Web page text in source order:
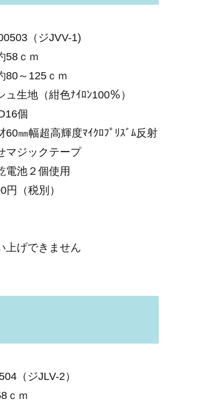
（ジJVV-1)
58ｃｍ
125ｃｍ
生地（紺色ﾅｲﾛﾝ100％）
個
超高輝度ﾏｲｸﾛﾌﾟﾘｽﾞﾑ反射
ジックテープ
２個使用
（税別）
上げできません
（ジJLV-2）
ｃｍ